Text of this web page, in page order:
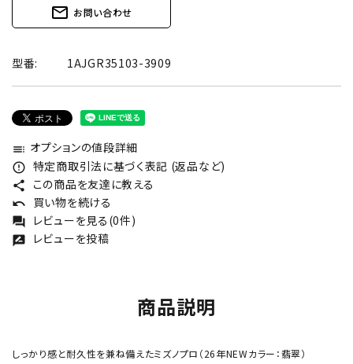
mail_outline お問い合わせ
型番: 1AJGR35103-3909
toc オプションの値段詳細
error_outline 特定商取引法に基づく表記 (返品など)
share この商品を友達に教える
undo 買い物を続ける
forum レビューを見る(0件)
rate_review レビューを投稿
商品説明
しっかり感と耐久性を兼ね備えたミズノプロ（26年NEWカラー：翡翠）